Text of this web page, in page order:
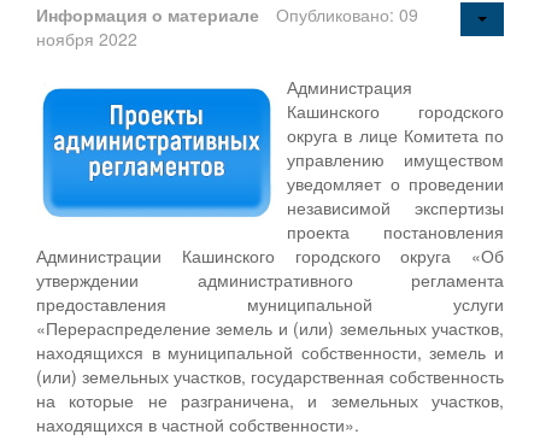
Информация о материале
Опубликовано: 09
ноября 2022
Администрация
Кашинского городского
округа в лице Комитета по
управлению имуществом
уведомляет о проведении
независимой экспертизы
проекта постановления
Администрации Кашинского городского округа «Об
утверждении административного регламента
предоставления муниципальной услуги
«Перераспределение земель и (или) земельных участков,
находящихся в муниципальной собственности, земель и
(или) земельных участков, государственная собственность
на которые не разграничена, и земельных участков,
находящихся в частной собственности».